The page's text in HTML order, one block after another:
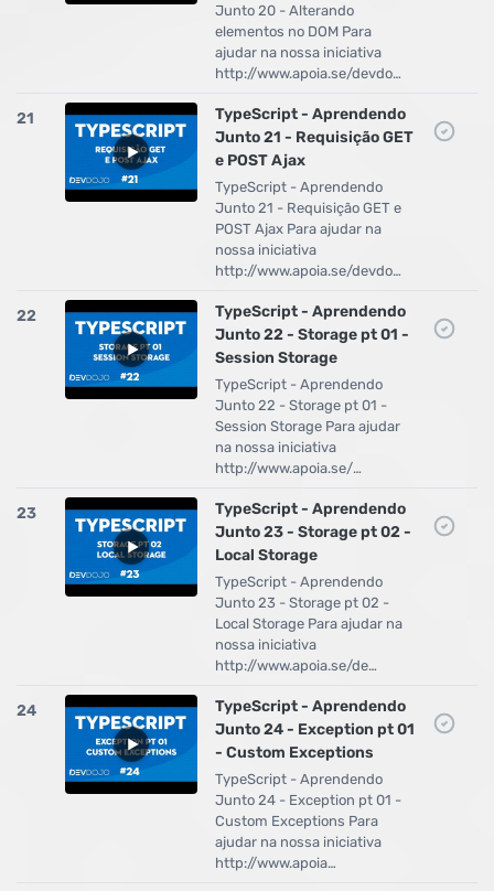
Junto 20 - Alterando
elementos no DOM Para
ajudar na nossa iniciativa
http://www.apoia.se/devdo…
21
TypeScript - Aprendendo
Junto 21 - Requisição GET
e POST Ajax
TypeScript - Aprendendo
Junto 21 - Requisição GET e
POST Ajax Para ajudar na
nossa iniciativa
http://www.apoia.se/devdo…
22
TypeScript - Aprendendo
Junto 22 - Storage pt 01 -
Session Storage
TypeScript - Aprendendo
Junto 22 - Storage pt 01 -
Session Storage Para ajudar
na nossa iniciativa
http://www.apoia.se/…
23
TypeScript - Aprendendo
Junto 23 - Storage pt 02 -
Local Storage
TypeScript - Aprendendo
Junto 23 - Storage pt 02 -
Local Storage Para ajudar na
nossa iniciativa
http://www.apoia.se/de…
24
TypeScript - Aprendendo
Junto 24 - Exception pt 01
- Custom Exceptions
TypeScript - Aprendendo
Junto 24 - Exception pt 01 -
Custom Exceptions Para
ajudar na nossa iniciativa
http://www.apoia…